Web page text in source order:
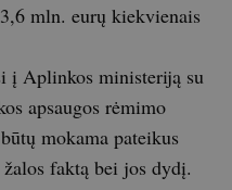
mln. eurų kiekvienais
į Aplinkos ministeriją su
apsaugos rėmimo
mokama pateikus
faktą bei jos dydį.